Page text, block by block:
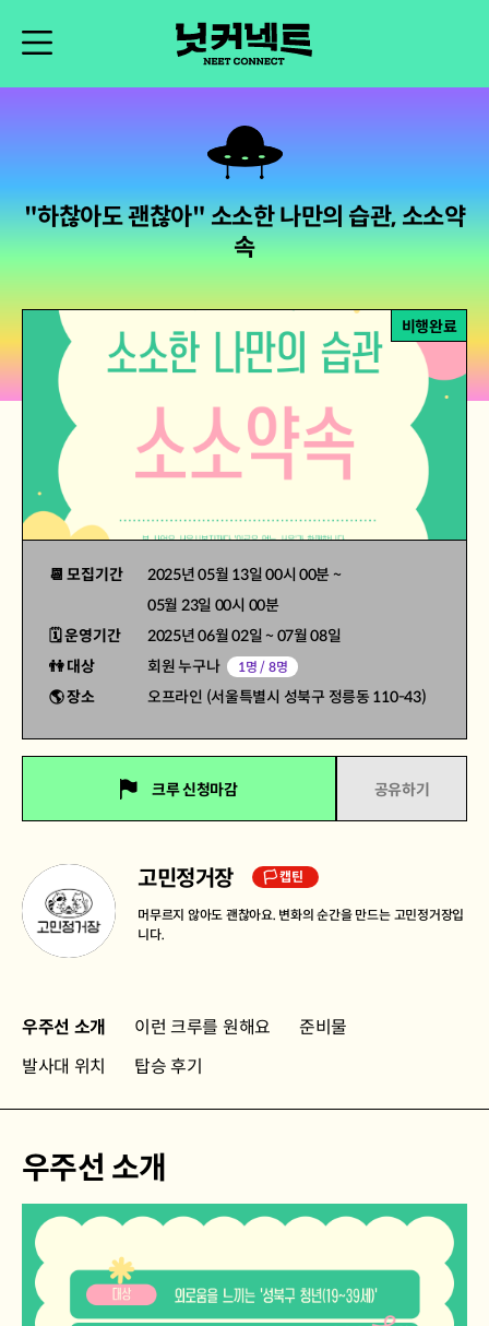
"하찮아도 괜찮아" 소소한 나만의 습관, 소소약
속
비행완료
📆 모집기간 2025년 05월 13일 00시 00분 ~
05월 23일 00시 00분
🗓 운영기간
2025년 06월 02일 ~07월 08일
👫 대상
회원 누구나 1명 / 8명
🌎 장소 오프라인 (서울특별시 성북구 정릉동 110-43)
크루 신청마감 공유하기
고민정거장 🏳 캡틴
머무르지 않아도 괜찮아요. 변화의 순간을 만드는 고민정거장입
니다.
우주선 소개 이런 크루를 원해요
준비물
발사대 위치
탑승 후기
우주선 소개